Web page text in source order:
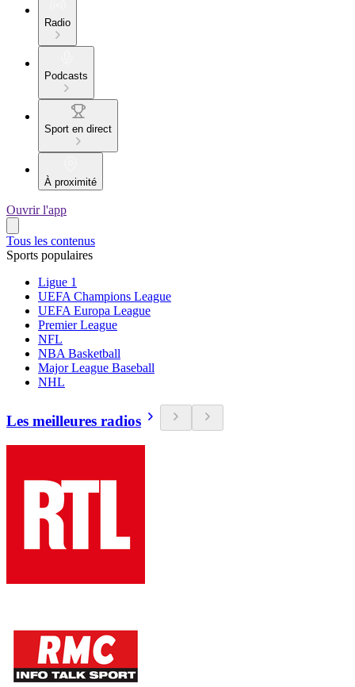
Radio
Podcasts
Sport en direct
À proximité
Ouvrir l'app
Tous les contenus
Sports populaires
Ligue 1
UEFA Champions League
UEFA Europa League
Premier League
NFL
NBA Basketball
Major League Baseball
NHL
Les meilleures radios